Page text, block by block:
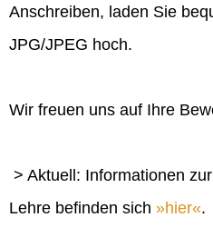
Anschreiben, laden Sie
JPG/JPEG hoch.
Wir freuen uns auf Ihre
> Aktuell: Informationen
Lehre befinden sich
hier .